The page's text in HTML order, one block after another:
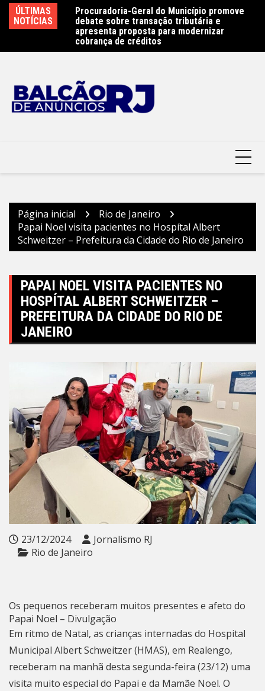
para
ÚLTIMAS
NOTÍCIAS
450 atletas na
sábado (8) –
Procuradoria-Geral do Município promove
debate sobre transação tributária e
apresenta proposta para modernizar
cobrança de créditos
Página inicial
Rio de Janeiro
Papai Noel visita pacientes no Hospítal Albert
Schweitzer – Prefeitura da Cidade do Rio de Janeiro
PAPAI NOEL VISITA PACIENTES NO
HOSPÍTAL ALBERT SCHWEITZER –
PREFEITURA DA CIDADE DO RIO DE
JANEIRO
23/12/2024
Jornalismo RJ
Rio de Janeiro
Os pequenos receberam muitos presentes e afeto do
Papai Noel – Divulgação
Em ritmo de Natal, as crianças internadas do Hospital
Municipal Albert Schweitzer (HMAS), em Realengo,
receberam na manhã desta segunda-feira (23/12) uma
visita muito especial do Papai e da Mamãe Noel. O